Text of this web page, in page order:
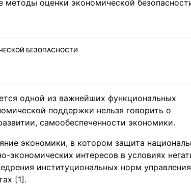
оценки экономической
БЕЗОПАСНОСТИ
одной из важнейших функциональных
поддержки нельзя говорить о
самообеспеченности экономики.
экономики, в котором защита
экономических интересов в условиях
институциональных норм
[1].